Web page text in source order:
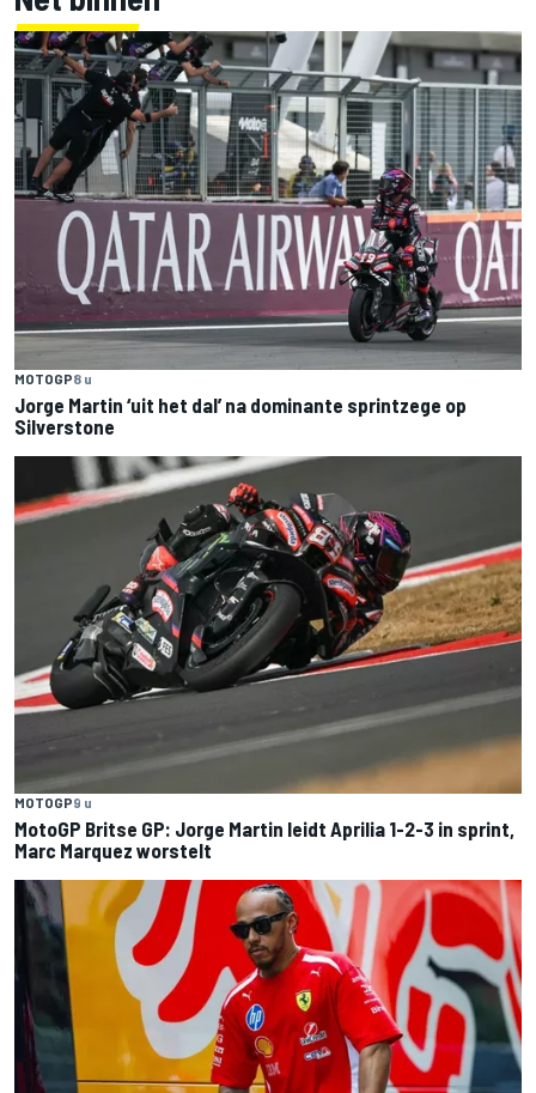
MOTOGP8 u
Jorge Martin ‘uit het dal’ na dominante sprintzege op
Silverstone
MOTOGP9 u
MotoGP Britse GP: Jorge Martin leidt Aprilia 1-2-3 in sprint,
Marc Marquez worstelt